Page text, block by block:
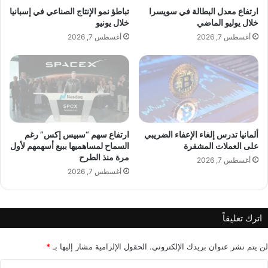
ت
ف
ا
ا
د
ي
و
ت
ز
ا
ل
ع
ز
ا
م
ع
م
ا
ل
ق
ا
ل
ا
س
ر
ا
ل
د
ارتفاع معدل البطالة في سويسرا
خلال يوليو الماضي
أغسطس 7, 2026
تباطؤ نمو الإنتاج الصناعي في إسبانيا
خلال يونيو
أغسطس 7, 2026
ألمانيا تدرس إلغاء الإعفاء الضريبي
على العملات المشفرة
أغسطس 7, 2026
ارتفاع سهم “سبيس إكس” رغم
السماح لمساهميها ببيع أسهمهم لأول
مرة منذ الطرح
أغسطس 7, 2026
اترك تعليقاً
لن يتم نشر عنوان بريدك الإلكتروني. الحقول الإلزامية مشار إليها بـ *